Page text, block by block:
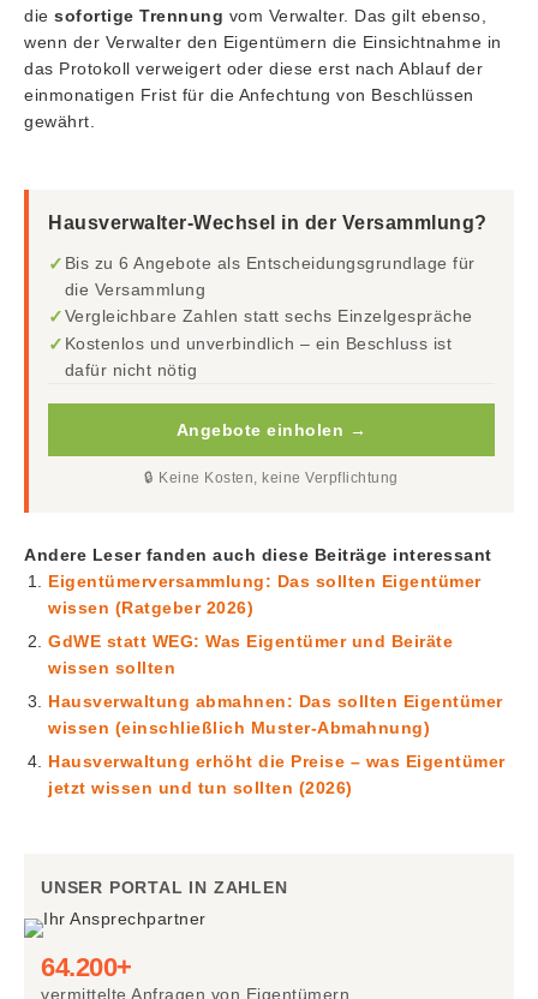
die sofortige Trennung vom Verwalter. Das gilt ebenso,
wenn der Verwalter den Eigentümern die Einsichtnahme in
das Protokoll verweigert oder diese erst nach Ablauf der
einmonatigen Frist für die Anfechtung von Beschlüssen
gewährt.
Hausverwalter-Wechsel in der Versammlung?
✓ Bis zu 6 Angebote als Entscheidungsgrundlage für
die Versammlung
✓Vergleichbare Zahlen statt sechs Einzelgespräche
✓ Kostenlos und unverbindlich – ein Beschluss ist
dafür nicht nötig
Angebote einholen →
🔒 Keine Kosten, keine Verpflichtung
Andere Leser fanden auch diese Beiträge interessant
Eigentümerversammlung: Das sollten Eigentümer
wissen (Ratgeber 2026)
GdWE statt WEG: Was Eigentümer und Beiräte
wissen sollten
Hausverwaltung abmahnen: Das sollten Eigentümer
wissen (einschließlich Muster-Abmahnung)
Hausverwaltung erhöht die Preise – was Eigentümer
jetzt wissen und tun sollten (2026)
UNSER PORTAL IN ZAHLEN
64.200+
vermittelte Anfragen von Eigentümern